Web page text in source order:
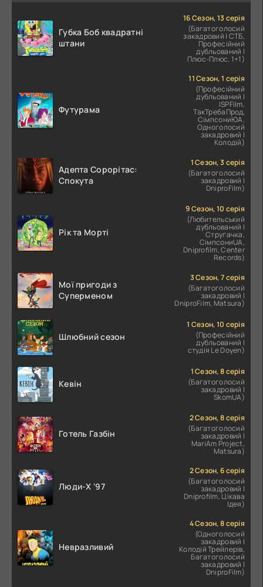
Губка Боб квадратні
штани
16 Сезон, 13 серія
(Багатоголосий
закадровий | СТБ,
Професійний
дубльований |
Плюс-Плюс, 1+1)
Футурама
11 Сезон, 1 серія
(Професійний
дубльований |
ІSPFilm,
ТакТребаПрод,
СімпсониЮА,
Одноголосий
закадровий |
Колодій)
Адепта Сорорітас:
Спокута
1 Сезон, 3 серія
(Багатоголосий
закадровий |
DniproFilm)
Рік та Морті
9 Сезон, 10 серія
(Любительський
дубльований |
Струґачка,
СімпсониUA,
Dniprofilm, Center
Records)
Мої пригоди з
Суперменом
3 Сезон, 7 серія
(Багатоголосий
закадровий |
DniproFilm, Matsura)
Шлюбний сезон
1 Сезон, 10 серія
(Професійний
дубльований |
студія Le Doyen)
Кевін
1 Сезон, 8 серія
(Багатоголосий
закадровий |
SkomUA)
Готель Газбін
2 Сезон, 8 серія
(Багатоголосий
закадровий |
MariAm Project,
Matsura)
Люди-X '97
2 Сезон, 6 серія
(Багатоголосий
закадровий |
Dniprofilm, Цікава
Ідея)
Невразливий
4 Сезон, 8 серія
(Одноголосий
закадровий |
Колодій Трейлерів,
Багатоголосий
закадровий |
DniproFilm)